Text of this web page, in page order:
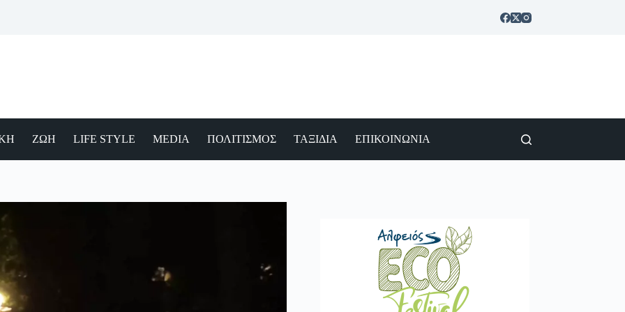
ΖΩΗ LIFE STYLE MEDIA ΠΟΛΙΤΙΣΜΟΣ ΤΑΞΙΔΙΑ ΕΠΙΚΟΙΝΩΝΙΑ